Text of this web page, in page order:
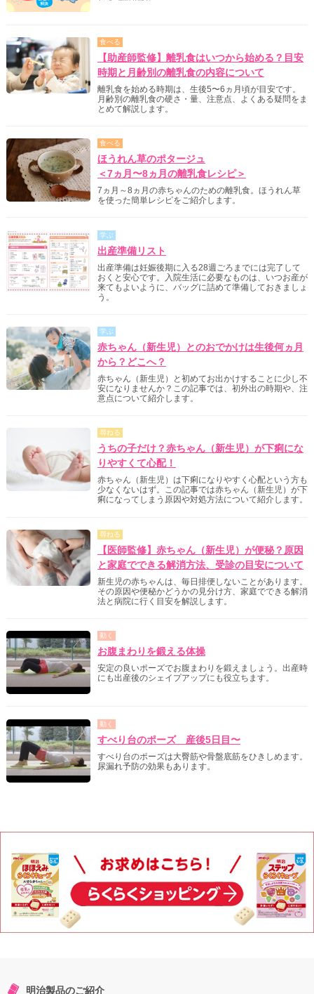
食べる
【助産師監修】離乳食はいつから始める？目安
時期と月齢別の離乳食の内容について
離乳食を始める時期は、生後5〜6ヵ月頃が目安です。
月齢別の離乳食の硬さ・量、注意点、よくある疑問をま
とめて解説します。
食べる
ほうれん草のポタージュ
＜7ヵ月〜8ヵ月の離乳食レシピ＞
7ヵ月～8ヵ月の赤ちゃんのための離乳食。ほうれん草
を使った簡単レシピをご紹介します。
学ぶ
出産準備リスト
出産準備は妊娠後期に入る28週ごろまでには完了して
おくと安心です。入院生活に必要なものは、いつお産が
来てもよいように、バッグに詰めて準備しておきましょ
う。
学ぶ
赤ちゃん（新生児）とのおでかけは生後何ヵ月
から？どこへ？
赤ちゃん（新生児）と初めてお出かけすることに少し不
安になりませんか？この記事では、初外出の時期や、注
意点について紹介します。
尋ねる
うちの子だけ？赤ちゃん（新生児）が下痢にな
りやすくて心配！
赤ちゃん（新生児）は下痢になりやすく心配という方も
少なくないはず。この記事では赤ちゃん（新生児）が下
痢になってしまう原因や対処方法について紹介します。
尋ねる
【医師監修】赤ちゃん（新生児）が便秘？原因
と家庭でできる解消方法、受診の目安について
新生児の赤ちゃんは、毎日排便しないことがあります。
その原因や便秘かどうかの見分け方、家庭でできる解消
法と病院に行く目安を解説します。
動く
お腹まわりを鍛える体操
安定の良いポーズでお腹まわりを鍛えましょう。出産時
にも出産後のシェイプアップにも役立ちます。
動く
すべり台のポーズ 産後5日目〜
すべり台のポーズは大臀筋や骨盤底筋をひきしめます。
尿漏れ予防の効果もあります。
明治製品のご紹介